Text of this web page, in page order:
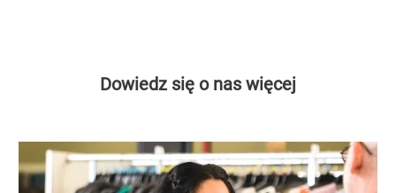
Dowiedz się o nas więcej